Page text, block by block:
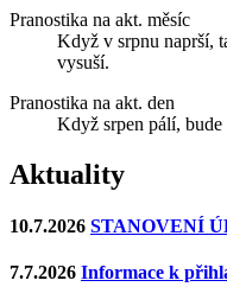
Pranostika na akt. měsíc
Když v srpnu naprší,
vysuší.
Pranostika na akt. den
Když srpen pálí,
Aktuality
10.7.2026 STANOVENÍ
7.7.2026 Informace k